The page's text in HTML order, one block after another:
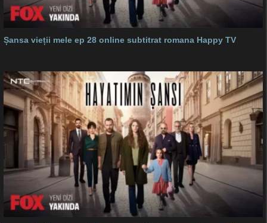
Șansa vieții mele ep 28 online subtitrat romana Happy TV